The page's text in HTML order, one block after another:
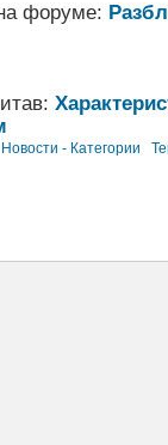
форуме:
Новости - Категории